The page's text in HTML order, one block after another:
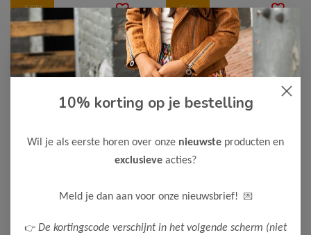
-50%
Dirkje
Dirkje Jongens Vest,
39,99
-50%
Dirkje
Dirkje Jongens T-Shirt
12,50 24,99
10% korting op je bestelling
Wil je als eerste horen over onze nieuwste producten en
exclusieve acties?
Meld je dan aan voor onze nieuwsbrief! 💌
👉 De kortingscode verschijnt in het volgende scherm (niet